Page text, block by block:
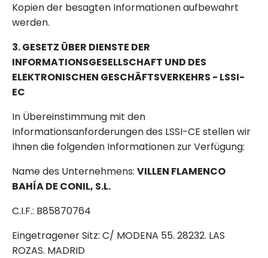
Kopien der besagten Informationen aufbewahrt
werden.
3. GESETZ ÜBER DIENSTE DER
INFORMATIONSGESELLSCHAFT UND DES
ELEKTRONISCHEN GESCHÄFTSVERKEHRS - LSSI-
EC
In Übereinstimmung mit den
Informationsanforderungen des LSSI-CE stellen wir
Ihnen die folgenden Informationen zur Verfügung:
Name des Unternehmens: VILLEN FLAMENCO
BAHÍA DE CONIL, S.L.
C.I.F.: B85870764
Eingetragener Sitz: C/ MODENA 55. 28232. LAS
ROZAS. MADRID